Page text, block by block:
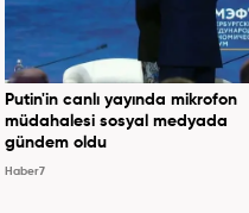
Putin'in canlı yayında mikrofon
müdahalesi sosyal medyada
gündem oldu
Haber7